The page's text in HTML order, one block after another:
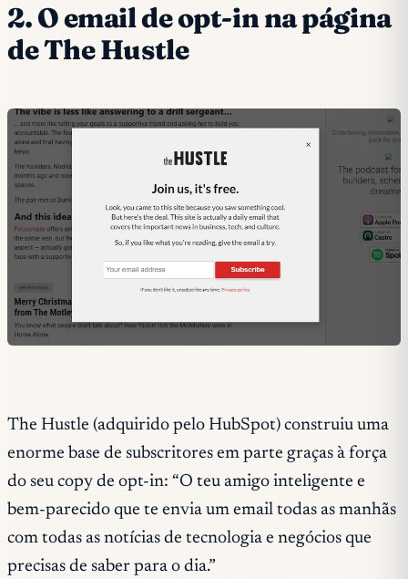
2. O email de opt-in na página
de The Hustle
The Hustle (adquirido pelo HubSpot) construiu uma
enorme base de subscritores em parte graças à força
do seu copy de opt-in: “O teu amigo inteligente e
bem-parecido que te envia um email todas as manhãs
com todas as notícias de tecnologia e negócios que
precisas de saber para o dia.”